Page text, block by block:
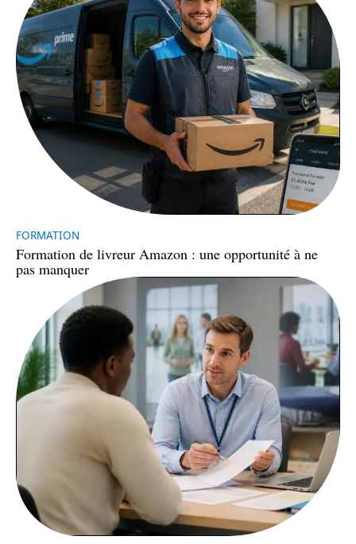
FORMATION
Formation de livreur Amazon : une opportunité à ne
pas manquer